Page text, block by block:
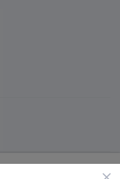
и другие технологии,